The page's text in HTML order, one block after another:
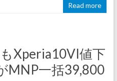
Read more
Xperia10VI値下
MNP一括39,800